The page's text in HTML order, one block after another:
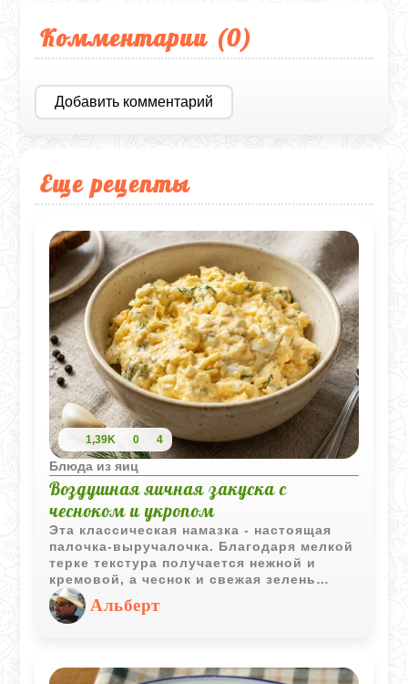
Комментарии (0)
Добавить комментарий
Еще рецепты
1,39K 0 4
Блюда из яиц
Воздушная яичная закуска с
чесноком и укропом
Эта классическая намазка - настоящая
палочка-выручалочка. Благодаря мелкой
терке текстура получается нежной и
кремовой, а чеснок и свежая зелень
придают блюду яркий, аппетитный
аромат. Закуска одинаково хороша и как
быстрый перекус на хрустящем тосте, и
Альберт